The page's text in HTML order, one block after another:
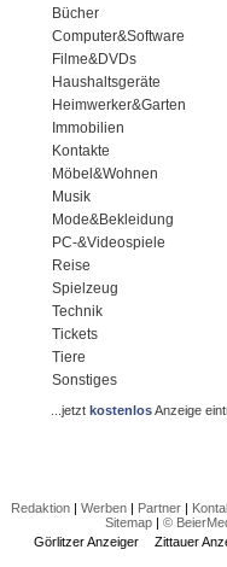
Bücher
Computer&Software
Filme&DVDs
Haushaltsgeräte
Heimwerker&Garten
Immobilien
Kontakte
Möbel&Wohnen
Musik
Mode&Bekleidung
PC-&Videospiele
Reise
Spielzeug
Technik
Tickets
Tiere
Sonstiges
...jetztkostenlosAnzeige
Redaktion| Werben| Partner|
Sitemap| ©
Görlitzer Anzeiger
Zittauer